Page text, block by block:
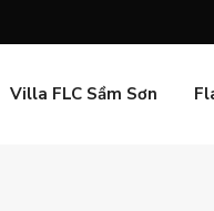
Villa FLC Sầm Sơn